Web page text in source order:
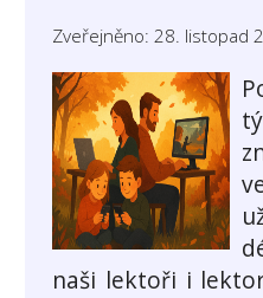
Zveřejněno: 28. listopad
naši lektoři i